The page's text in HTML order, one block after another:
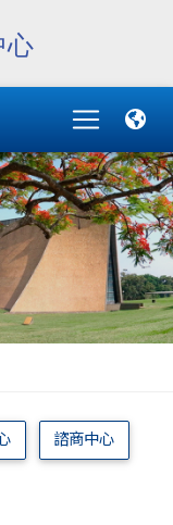
諮商中心